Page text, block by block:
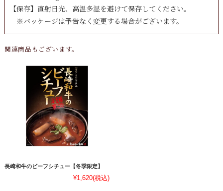
【保存】直射日光、高温多湿を避けて保存してください。
※パッケージは予告なく変更する場合がございます。
関連商品もございます。
長崎和牛のビーフシチュー【冬季限定】
¥1,620(税込)